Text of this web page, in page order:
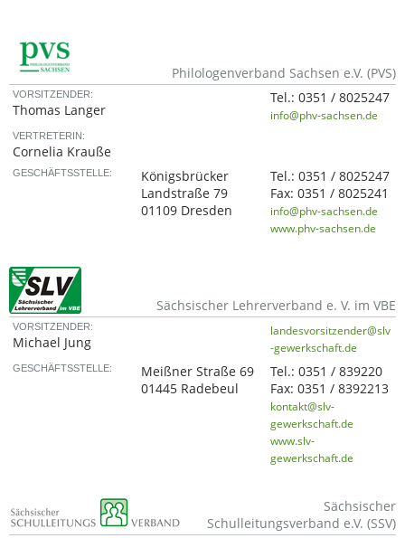
Philologenverband Sachsen e.V. (PVS)
VORSITZENDER:
Thomas Langer
Tel.:0351 / 8025247
info@phv-sachsen.de
VERTRETERIN:
Cornelia Krauße
GESCHÄFTSSTELLE:
Königsbrücker
Landstraße 79
01109 Dresden
Tel.:0351 / 8025247
Fax:0351 / 8025241
info@phv-sachsen.de
www.phv-sachsen.de
Sächsischer Lehrerverband e. V. im VBE
VORSITZENDER:
Michael Jung
landesvorsitzender@slv
-gewerkschaft.de
GESCHÄFTSSTELLE:
Meißner Straße 69
01445 Radebeul
Tel.:0351 / 839220
Fax:0351 / 8392213
kontakt@slv-
gewerkschaft.de
www.slv-
gewerkschaft.de
Sächsischer
Schulleitungsverband e.V. (SSV)